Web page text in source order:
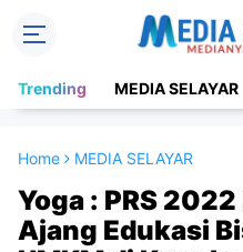
Trending MEDIA SELAYAR
Home MEDIA SELAYAR
Yoga : PRS
Ajang Edukasi